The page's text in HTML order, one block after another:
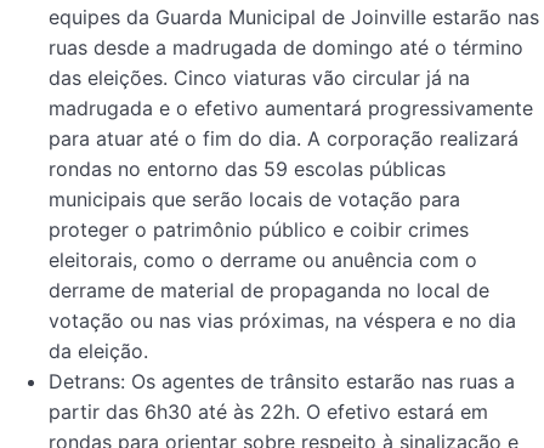
equipes da Guarda Municipal de Joinville estarão nas
ruas desde a madrugada de domingo até o término
das eleições. Cinco viaturas vão circular já na
madrugada e o efetivo aumentará progressivamente
para atuar até o fim do dia. A corporação realizará
rondas no entorno das 59 escolas públicas
municipais que serão locais de votação para
proteger o patrimônio público e coibir crimes
eleitorais, como o derrame ou anuência com o
derrame de material de propaganda no local de
votação ou nas vias próximas, na véspera e no dia
da eleição.
Detrans: Os agentes de trânsito estarão nas ruas a
partir das 6h30 até às 22h. O efetivo estará em
rondas para orientar sobre respeito à sinalização e